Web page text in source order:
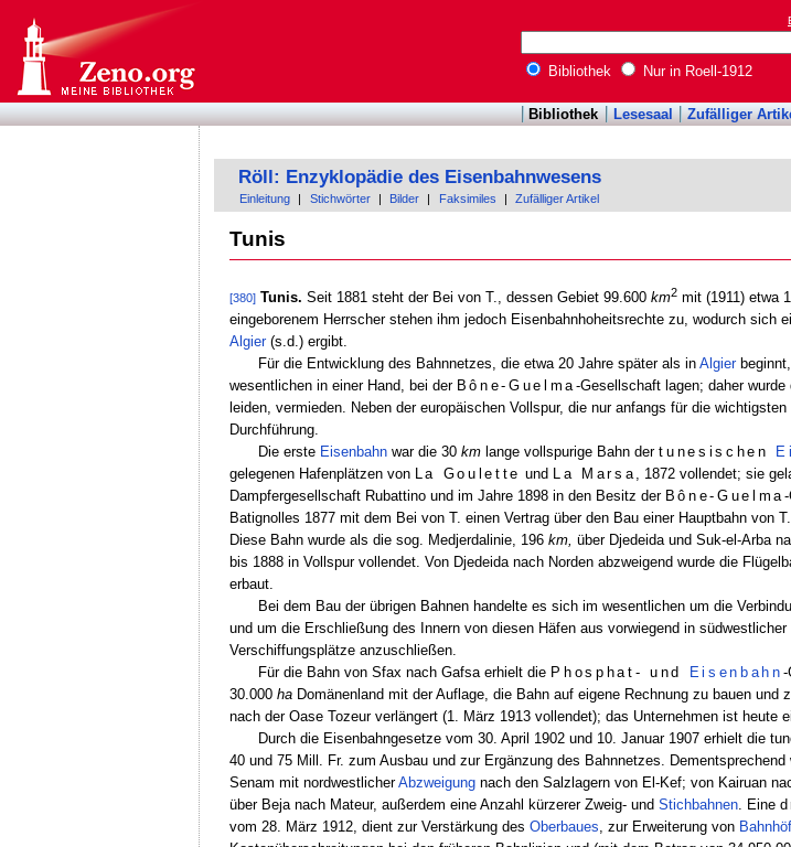
Bibliothek Nur in Roell-1912
Bibliothek Lesesaal Zufälliger
Röll: Enzyklopädie des Eisenbahnwesens
Einleitung Stichwörter Bilder Faksimiles Zufälliger Artikel
Tunis
[380] Tunis. Seit 1881 steht der Bei von T., dessen Gebiet 99.600 km2mit (1911) etwa
eingeborenem Herrscher stehen ihm jedoch Eisenbahnhoheitsrechte zu, wodurch sich
Algier(s.d.) ergibt.
Für die Entwicklung des Bahnnetzes, die etwa 20 Jahre später als inAlgier
wesentlichen in einer Hand, bei der Bône-Guelma-Gesellschaft lagen; daher
leiden, vermieden. Neben der europäischen Vollspur, die nur anfangs für die wichtigsten
Durchführung.
Die erste Eisenbahn war die 30km lange vollspurige Bahn dertunesischen
gelegenen Hafenplätzen von La Goulette und La Marsa, 1872 vollendet; sie
Dampfergesellschaft Rubattino und im Jahre 1898 in den Besitz der Bône-Guelma
Batignolles 1877 mit dem Bei von T. einen Vertrag über den Bau einer Hauptbahn von
Diese Bahn wurde als die sog. Medjerdalinie, 196 km, über Djedeida und Suk-el-Arba
bis 1888 in Vollspur vollendet. Von Djedeida nach Norden abzweigend wurde die
erbaut.
Bei dem Bau der übrigen Bahnen handelte es sich im wesentlichen um die
und um die Erschließung des Innern von diesen Häfen aus vorwiegend in
Verschiffungsplätze anzuschließen.
Für die Bahn von Sfax nach Gafsa erhielt die Phosphat- und Eisenbahn -
30.000 haDomänenland mit der Auflage, die Bahn auf eigene Rechnung zu bauen und
nach der Oase Tozeur verlängert (1. März 1913 vollendet); das Unternehmen ist heute
Durch die Eisenbahngesetze vom 30. April 1902 und 10. Januar 1907 erhielt die
40 und 75 Mill. Fr. zum Ausbau und zur Ergänzung des Bahnnetzes.
Senam mit nordwestlicherAbzweigungnach den Salzlagern von El-Kef; von Kairuan
über Beja nach Mateur, außerdem eine Anzahl kürzerer Zweig- und Stichbahnen. Eine
vom 28. März 1912, dient zur Verstärkung des Oberbaues, zur Erweiterung von